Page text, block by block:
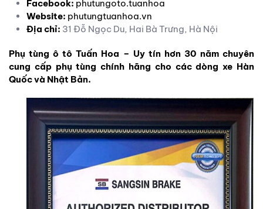
Facebook: phutungoto.tuanhoa
Website: phutungtuanhoa.vn
Địa chỉ: 31 Đỗ Ngọc Du, Hai Bà Trưng, Hà Nội
Phụ tùng ô tô Tuấn Hoa – Uy tín hơn 30 năm chuyên
cung cấp phụ tùng chính hãng cho các dòng xe Hàn
Quốc và Nhật Bản.